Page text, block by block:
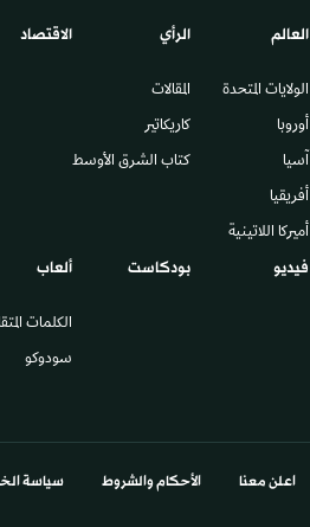
العالم
الولايات المتحدة
أوروبا
آسيا
أفريقيا
أميركا اللاتينية
الرأي
المقالات
كاريكاتير
كتاب الشرق الأوسط
الاقتصاد
فيديو بودكاست ألعاب
الكلمات
سودوكو
اعلن معنا الأحكام والشروط سياسة